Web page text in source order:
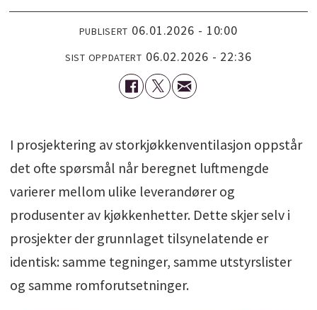
PUBLISERT 06.01.2026 - 10:00
SIST OPPDATERT 06.02.2026 - 22:36
I prosjektering av storkjøkkenventilasjon oppstår
det ofte spørsmål når beregnet luftmengde
varierer mellom ulike leverandører og
produsenter av kjøkkenhetter. Dette skjer selv i
prosjekter der grunnlaget tilsynelatende er
identisk: samme tegninger, samme utstyrslister
og samme romforutsetninger.